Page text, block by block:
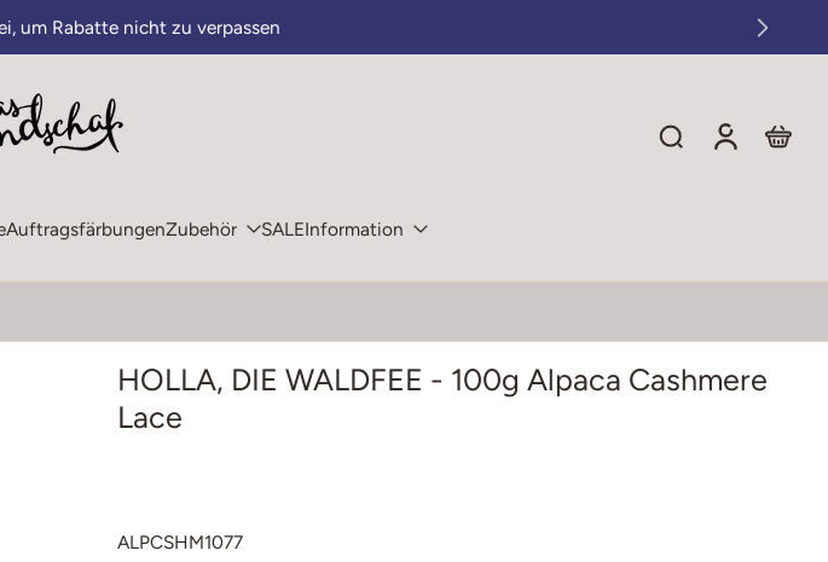
um Rabatte nicht zu verpassen
AuftragsfärbungenZubehör SALEInformation
HOLLA, DIE WALDFEE - 100g Alpaca Cashmere
Lace
ALPCSHM1077